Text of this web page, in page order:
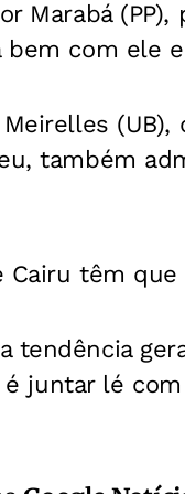
Marabá
bem com ele
também
Cairu têm
tendência
juntar lé